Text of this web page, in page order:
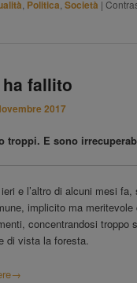
, Politica,Società |
fallito
2017
troppi. E sono
e l’altro di alcuni mesi fa,
implicito ma meritevole
concentrandosi troppo
di vista la foresta.
→